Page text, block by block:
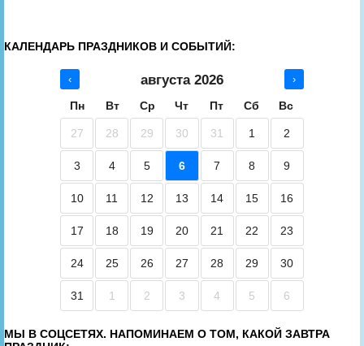
КАЛЕНДАРЬ ПРАЗДНИКОВ И СОБЫТИЙ:
‹ августа 2026 ›
Пн Вт Ср Чт Пт Сб Вс
27 28 29 30 31 1 2
3 4 5 6 7 8 9
10 11 12 13 14 15 16
17 18 19 20 21 22 23
24 25 26 27 28 29 30
31 1 2 3 4 5 6
МЫ В СОЦСЕТЯХ. НАПОМИНАЕМ О ТОМ, КАКОЙ ЗАВТРА